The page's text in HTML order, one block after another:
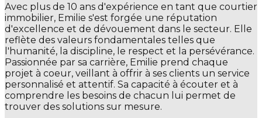
Avec plus de 10 ans d'expérience en tant que courtier
immobilier, Emilie s'est forgée une réputation
d'excellence et de dévouement dans le secteur. Elle
reflète des valeurs fondamentales telles que
l'humanité, la discipline, le respect et la persévérance.
Passionnée par sa carrière, Emilie prend chaque
projet à coeur, veillant à offrir à ses clients un service
personnalisé et attentif. Sa capacité à écouter et à
comprendre les besoins de chacun lui permet de
trouver des solutions sur mesure.